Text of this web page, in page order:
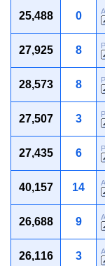
0
25,488
8
27,925
8
28,573
3
27,507
6
27,435
14
40,157
9
26,688
3
26,116